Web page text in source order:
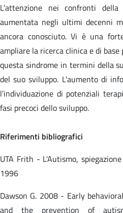
L’attenzione nei confronti
aumentata negli ultimi decenni
ancora conosciuto. Vi è una
ampliare la ricerca clinica e di
questa sindrome in termini della
del suo sviluppo. L'aumento di
l’individuazione di potenziali
fasi precoci dello sviluppo.
Riferimenti bibliografici
UTA Frith - L'Autismo,
1996
Dawson G. 2008 - Early
and the prevention of